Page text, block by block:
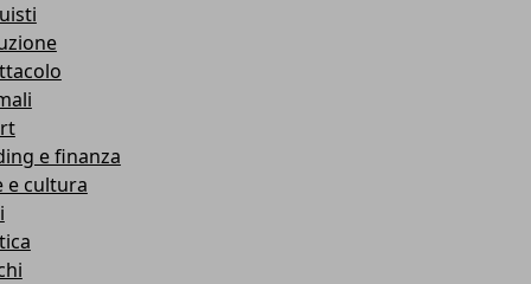
e finanza
e cultura